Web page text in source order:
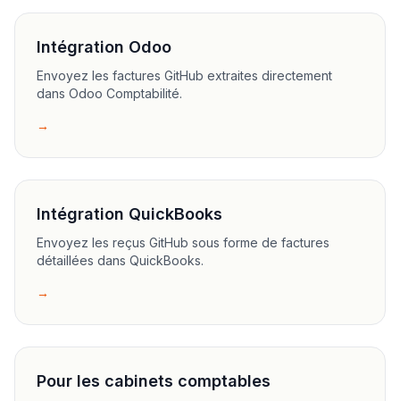
Intégration Odoo
Envoyez les factures GitHub extraites directement
dans Odoo Comptabilité.
→
Intégration QuickBooks
Envoyez les reçus GitHub sous forme de factures
détaillées dans QuickBooks.
→
Pour les cabinets comptables